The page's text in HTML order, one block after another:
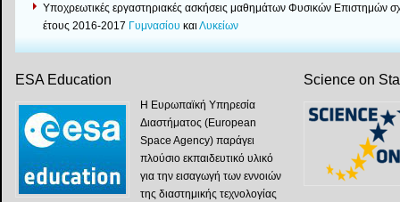
Yποχρεωτικές εργαστηριακές ασκήσεις μαθημάτων Φυσικών Επιστημών
έτους 2016-2017 Γυμνασίου και Λυκείων
ESA Education
Η Ευρωπαϊκή Υπηρεσία
Διαστήματος (European
Space Agency) παράγει
πλούσιο εκπαιδευτικό υλικό
για την εισαγωγή των εννοιών
της διαστημικής τεχνολογίας
Science on